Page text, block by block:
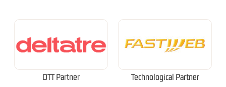
OTT Partner Technological Partner